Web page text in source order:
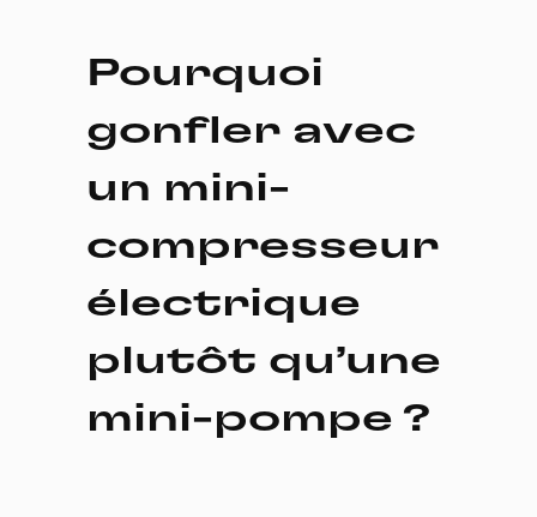
Pourquoi
gonfler avec
un mini-
compresseur
électrique
plutôt qu’une
mini-pompe ?